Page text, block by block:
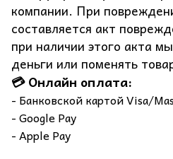
компании. При
составляется акт
при наличии этого акта
деньги или поменять
💳 Онлайн оплата:
- Банковской картой Visa/
- Google Pay
- Apple Pay